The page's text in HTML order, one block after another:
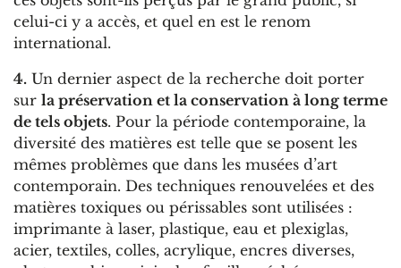
celui-ci y a accès, et quel en est le renom
international.
4. Un dernier aspect de la recherche doit porter
sur la préservation et la conservation à long terme
de tels objets. Pour la période contemporaine, la
diversité des matières est telle que se posent les
mêmes problèmes que dans les musées d’art
contemporain. Des techniques renouvelées et des
matières toxiques ou périssables sont utilisées :
imprimante à laser, plastique, eau et plexiglas,
acier, textiles, colles, acrylique, encres diverses,